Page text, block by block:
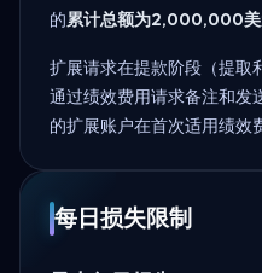
的累计总额为2,000,000
扩展请求在提款阶段（提取
通过绩效费用请求备注和发
的扩展账户在首次适用绩效
每日损失限制